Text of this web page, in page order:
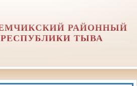
РАЙОННЫЙ
РЕСПУБЛИКИ ТЫВА